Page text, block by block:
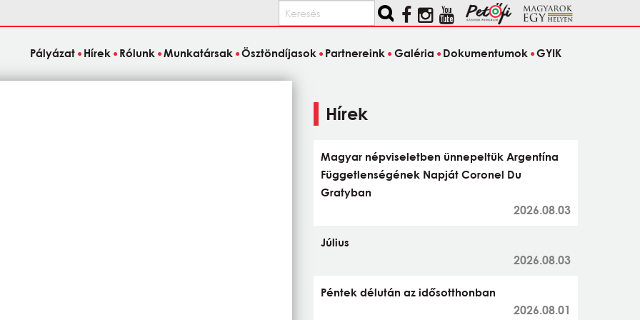
Keresés
Pályázat Hírek Rólunk Munkatársak Ösztöndíjasok Partnereink Galéria Dokumentumok GYIK
Hírek
Magyar népviseletben ünnepeltük Argentína
Függetlenségének Napját Coronel Du
Gratyban
2026.08.03
Július
2026.08.03
Péntek délután az idősotthonban
2026.08.01